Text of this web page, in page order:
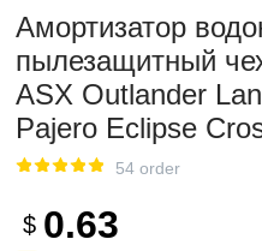
Амортизатор
пылезащитный
ASX Outlander
Pajero Eclipse
54 order
$ 0.63